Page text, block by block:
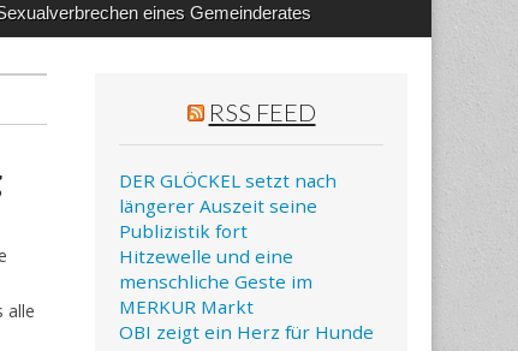
eines Gemeinderates
alle
RSS FEED
DER GLÖCKEL setzt nach
längerer Auszeit seine
Publizistik fort
Hitzewelle und eine
menschliche Geste im
MERKUR Markt
OBI zeigt ein Herz für Hunde